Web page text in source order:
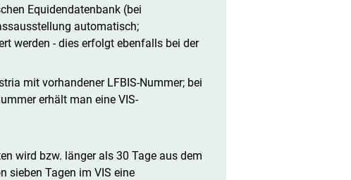
Equidendatenbank (bei
automatisch;
werden - dies erfolgt ebenfalls bei der
mit vorhandener LFBIS-Nummer; bei
erhält man eine VIS-
wird bzw. länger als 30 Tage aus dem
sieben Tagen im VIS eine